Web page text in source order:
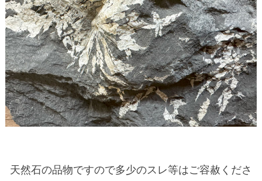
天然石の品物ですので多少のスレ等はご容赦くださ